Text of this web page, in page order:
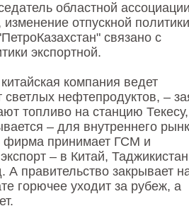
областной
отпускной политики
связано с
экспортной.
компания ведет
светлых нефтепродуктов, –
топливо на станцию
– для внутреннего
фирма принимает ГСМ и
– в Китай,
А правительство закрывает
горючее уходит за рубеж, а